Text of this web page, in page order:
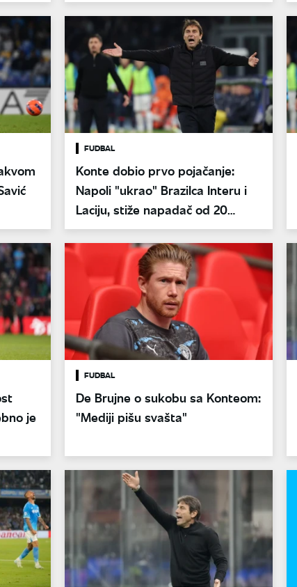
FUDBAL
Konte dobio prvo pojačanje:
Napoli "ukrao" Brazilca Interu i
Laciju, stiže napadač od 20
miliona evra
je
FUDBAL
De Brujne o sukobu sa Konteom:
"Mediji pišu svašta"